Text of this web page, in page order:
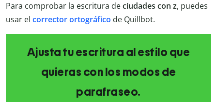
Para comprobar la escritura deciudades con z, puedes
usar el corrector ortográfico de Quillbot.
Ajusta tu escritura al estilo que
quieras con los modos de
parafraseo.